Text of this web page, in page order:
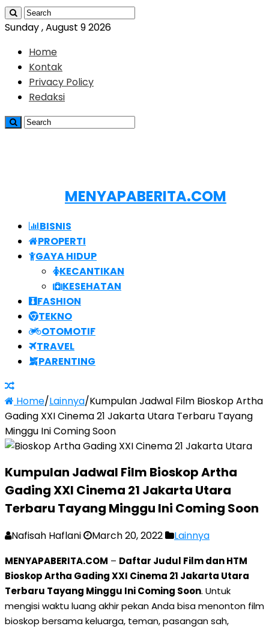
Sunday , August 9 2026
Home
Kontak
Privacy Policy
Redaksi
MENYAPABERITA.COM
BISNIS
PROPERTI
GAYA HIDUP
KECANTIKAN
KESEHATAN
FASHION
TEKNO
OTOMOTIF
TRAVEL
PARENTING
Home/Lainnya/Kumpulan Jadwal Film Bioskop Artha
Gading XXI Cinema 21 Jakarta Utara Terbaru Tayang
Minggu Ini Coming Soon
Kumpulan Jadwal Film Bioskop Artha
Gading XXI Cinema 21 Jakarta Utara
Terbaru Tayang Minggu Ini Coming Soon
Nafisah Haflani March 20, 2022 Lainnya
MENYAPABERITA.COM – Daftar Judul Film dan HTM
Bioskop Artha Gading XXI Cinema 21 Jakarta Utara
Terbaru Tayang Minggu Ini Coming Soon. Untuk
mengisi waktu luang akhir pekan Anda bisa menonton film
bioskop bersama keluarga, teman, pasangan sah,